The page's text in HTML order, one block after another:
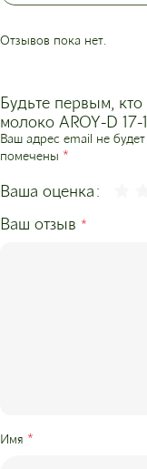
Отзывов пока нет.
Будьте первым,
молоко AROY-D 17-
Ваш адрес email не
помечены *
Ваша оценка
Ваш отзыв *
Имя *